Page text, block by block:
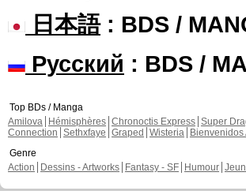
日本語: BDS /
Русский : BDS /
Top BDs / Manga
Amilova
Hémisphères Chronoctis Express Super
Connection Sethxfaye Graped Wisteria
Genre
Action
Dessins - Artworks Fantasy - SF Humour